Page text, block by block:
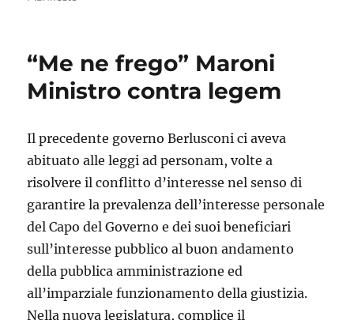
“Me ne frego” Maroni
Ministro contra legem
Il precedente governo Berlusconi ci aveva
abituato alle leggi ad personam, volte a
risolvere il conflitto d’interesse nel senso di
garantire la prevalenza dell’interesse personale
del Capo del Governo e dei suoi beneficiari
sull’interesse pubblico al buon andamento
della pubblica amministrazione ed
all’imparziale funzionamento della giustizia.
Nella nuova legislatura, complice il